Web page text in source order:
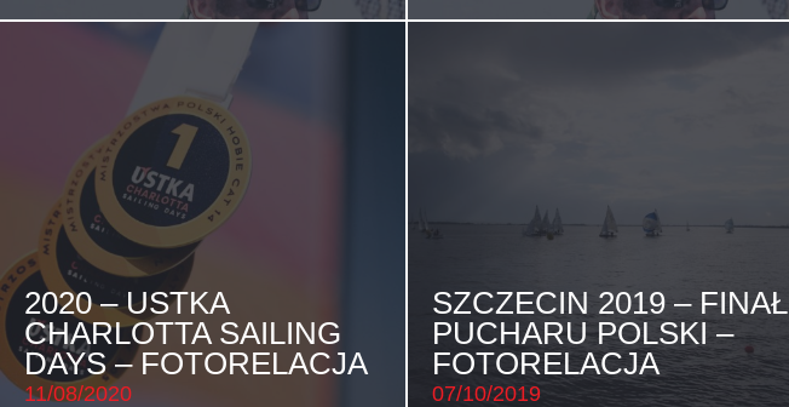
2020 – USTKA
CHARLOTTA SAILING
DAYS – FOTORELACJA
11/08/2020
SZCZECIN 2019 – FINAŁ
PUCHARU POLSKI –
FOTORELACJA
07/10/2019